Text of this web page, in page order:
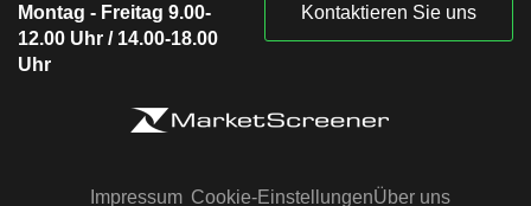
Montag - Freitag 9.00-
12.00 Uhr / 14.00-18.00
Uhr
Kontaktieren Sie uns
Impressum Cookie-EinstellungenÜber uns